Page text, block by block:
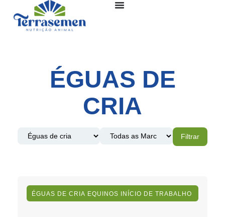
ÉGUAS DE
CRIA
Filtrar
ÉGUAS DE CRIA EQUINOS INÍCIO DE TRABALHO